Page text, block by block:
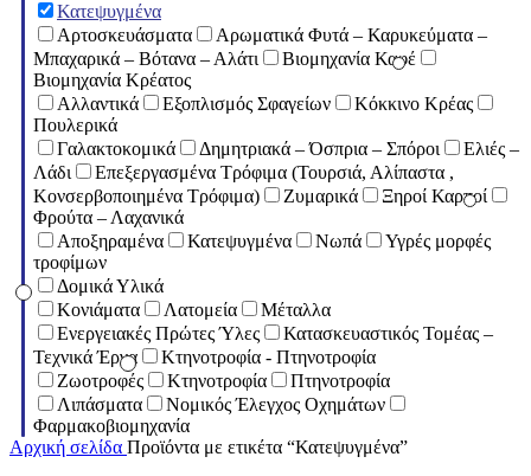
Κατεψυγμένα
Αρτοσκευάσματα
Αρωματικά Φυτά – Καρυκεύματα –
Μπαχαρικά – Βότανα – Αλάτι
Βιομηχανία Καφέ
Βιομηχανία Κρέατος
Αλλαντικά
Εξοπλισμός Σφαγείων
Κόκκινο Κρέας
Πουλερικά
Γαλακτοκομικά
Δημητριακά – Όσπρια – Σπόροι
Ελιές –
Λάδι
Επεξεργασμένα Τρόφιμα (Τουρσιά, Αλίπαστα ,
Κονσερβοποιημένα Τρόφιμα)
Ζυμαρικά
Ξηροί Καρποί
Φρούτα – Λαχανικά
Αποξηραμένα
Κατεψυγμένα Νωπά
Υγρές μορφές
τροφίμων
Δομικά Υλικά
Κονιάματα
Λατομεία
Μέταλλα
Ενεργειακές Πρώτες Ύλες
Κατασκευαστικός Τομέας –
Τεχνικά Έργα
Κτηνοτροφία - Πτηνοτροφία
Ζωοτροφές
Κτηνοτροφία
Πτηνοτροφία
Λιπάσματα
Νομικός Έλεγχος Οχημάτων
Φαρμακοβιομηχανία
Αρχική σελίδα Προϊόντα με ετικέτα “Κατεψυγμένα”